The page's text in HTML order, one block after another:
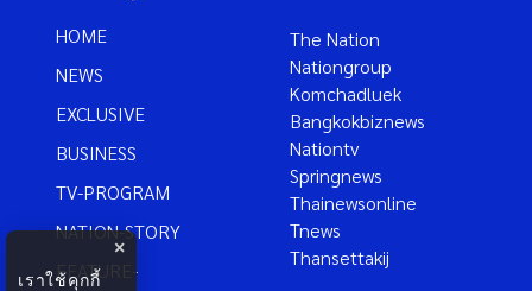
HOME
NEWS
EXCLUSIVE
BUSINESS
TV-PROGRAM
NATION-STORY
FEATURE-
The Nation
Nationgroup
Komchadluek
Bangkokbiznews
Nationtv
Springnews
Thainewsonline
Tnews
Thansettakij
×
เราใช้คุกกี้